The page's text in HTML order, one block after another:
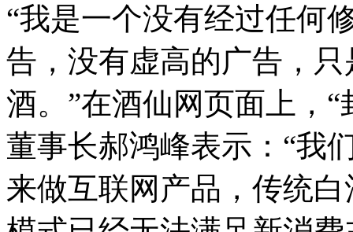
“我是一个没有经过任何
告，没有虚高的广告，
酒。”在酒仙网页面上，
董事长郝鸿峰表示：“我
来做互联网产品，传统